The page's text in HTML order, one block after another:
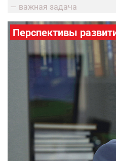
— важная задача
Перспективы